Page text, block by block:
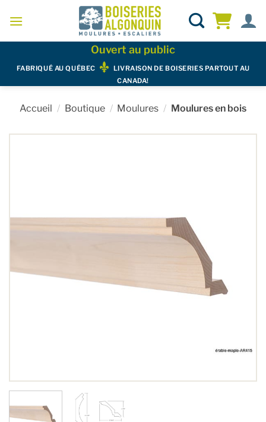
Ouvert au public
FABRIQUÉ AU QUÉBEC
LIVRAISON DE BOISERIES PARTOUT AU
CANADA!
Accueil / Boutique / Moulures / Moulures en bois